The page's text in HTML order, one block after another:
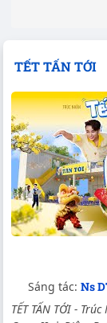
TẾT TẤN TỚI
Sáng tác: Ns
TẾT TẤN TỚI -